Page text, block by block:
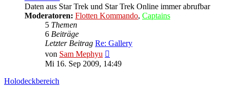
Daten aus Star Trek und Star Trek Online immer abrufbar
Moderatoren: Flotten Kommando, Captains
5 Themen
6 Beiträge
Letzter Beitrag Re: Gallery
von Sam Mephyu
Beitrag
Mi 16. Sep 2009, 14:49
Holodeckbereich